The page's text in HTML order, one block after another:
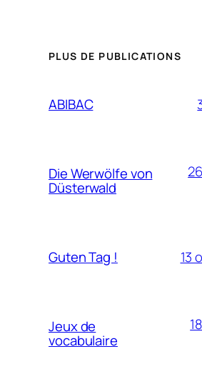
PLUS DE PUBLICATIONS
ABIBAC
Die Werwölfe von
Düsterwald
Guten Tag ! 13
Jeux de
vocabulaire